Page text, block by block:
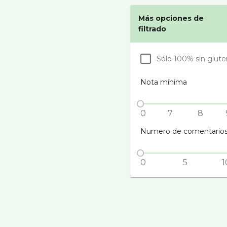
Más opciones de
filtrado
Sólo 100% sin
Nota mínima
0 7 8
Numero de
0 5